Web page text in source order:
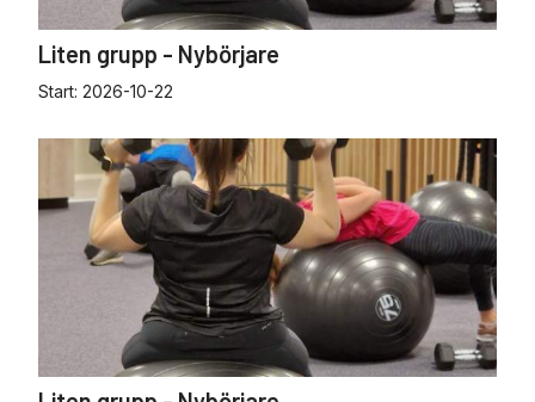
Liten grupp - Nybörjare
Start: 2026-10-22